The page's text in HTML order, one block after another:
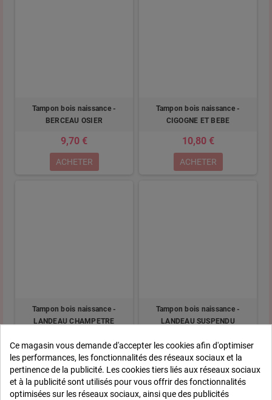
Tampon bois naissance -
BERCEAU OSIER
9,70 €
ACHETER
Tampon bois naissance -
CIGOGNE ET BEBE
10,80 €
ACHETER
Tampon bois naissance -
LANDEAU CHAMPETRE
10,80 €
ACHETER
Tampon bois naissance -
LANDEAU SUSPENDU
10,80 €
ACHETER
Ce magasin vous demande d'accepter les cookies afin d'optimiser
les performances, les fonctionnalités des réseaux sociaux et la
pertinence de la publicité. Les cookies tiers liés aux réseaux sociaux
et à la publicité sont utilisés pour vous offrir des fonctionnalités
optimisées sur les réseaux sociaux, ainsi que des publicités